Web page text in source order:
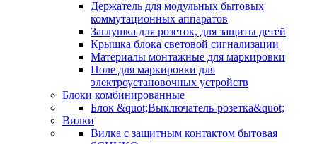
Держатель для модульных бытовых
коммутационных аппаратов
Заглушка для розеток, для защиты детей
Крышка блока световой сигнализации
Материалы монтажные для маркировки
Поле для маркировки для
электроустановочных устройств
Блоки комбинированные
Блок &quot;Выключатель-розетка&quot;
Вилки
Вилка с защитным контактом бытовая